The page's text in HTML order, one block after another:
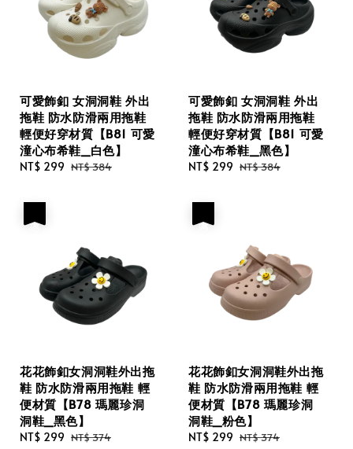
可愛飾釦 女洞洞鞋 外出
拖鞋 防水防滑兩用拖鞋
輕便好穿材質【B81 可愛
潼心布希鞋_白色】
Sale
NT$ 299 Regular
NT$ 384
可愛飾釦 女洞洞鞋 外出
拖鞋 防水防滑兩用拖鞋
輕便好穿材質【B81 可愛
潼心布希鞋_黑色】
Sale
NT$ 299 Regular
NT$ 384
花花飾釦女洞洞鞋外出拖
鞋 防水防滑兩用拖鞋 輕
便材質【B78 瑪麗珍洞
洞鞋_黑色】
Sale
NT$ 299 Regular
NT$ 374
花花飾釦女洞洞鞋外出拖
鞋 防水防滑兩用拖鞋 輕
便材質【B78 瑪麗珍洞
洞鞋_粉色】
Sale
NT$ 299 Regular
NT$ 374